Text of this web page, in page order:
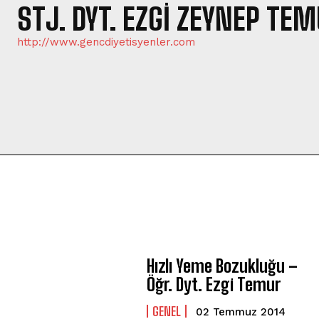
STJ. DYT. EZGI ZEYNEP
http://www.gencdiyetisyenler.com
Hızlı Yeme Bozukluğu –
Öğr. Dyt. Ezgi Temur
GENEL 02 Temmuz 2014